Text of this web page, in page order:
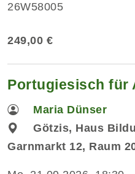
26W58005
249,00 €
Portugiesisch für
Maria Dünser
Götzis, Haus
Garnmarkt 12, Raum